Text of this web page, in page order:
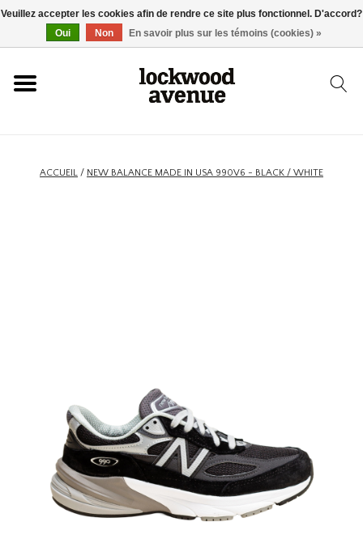
ACCUEIL
NOUVEAU
MARQUES
ACCUEIL / NEW BALANCE MADE IN USA 990V6 - BLACK / WHITE
Veuillez accepter les cookies afin de rendre ce site plus fonctionnel. D'accord?
Oui
Non En savoir plus sur les témoins (cookies) »